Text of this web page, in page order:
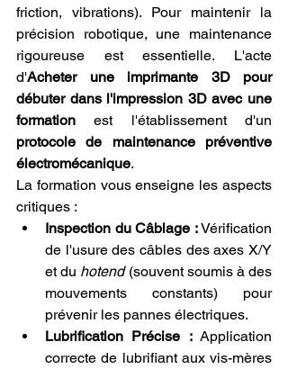
friction, vibrations). Pour maintenir la
précision robotique, une maintenance
rigoureuse est essentielle. L'acte
d'Acheter une imprimante 3D pour
débuter dans l'impression 3D avec une
formation
protocole de maintenance préventive
électromécanique.
La formation vous enseigne les aspects
critiques :
Inspection du Câblage : Vérification
de l'usure des câbles des axes X/Y
et du hotend (souvent soumis à des
mouvements constants) pour
prévenir les pannes électriques.
Lubrification Précise : Application
correcte de lubrifiant aux vis-mères